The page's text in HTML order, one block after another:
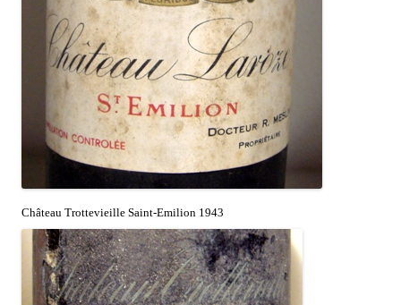
Château Trottevieille Saint-Emilion 1943